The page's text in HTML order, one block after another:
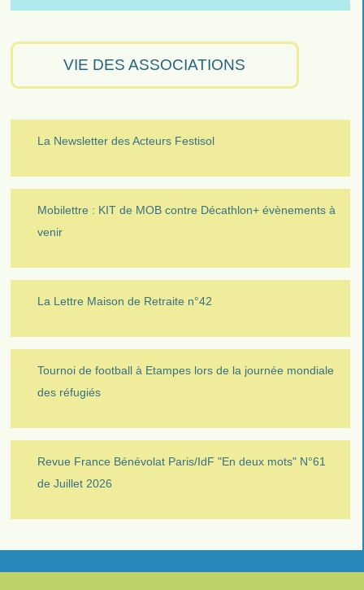
VIE DES ASSOCIATIONS
La Newsletter des Acteurs Festisol
Mobilettre : KIT de MOB contre Décathlon+ évènements à
venir
La Lettre Maison de Retraite n°42
Tournoi de football à Etampes lors de la journée mondiale
des réfugiés
Revue France Bénévolat Paris/IdF "En deux mots" N°61
de Juillet 2026